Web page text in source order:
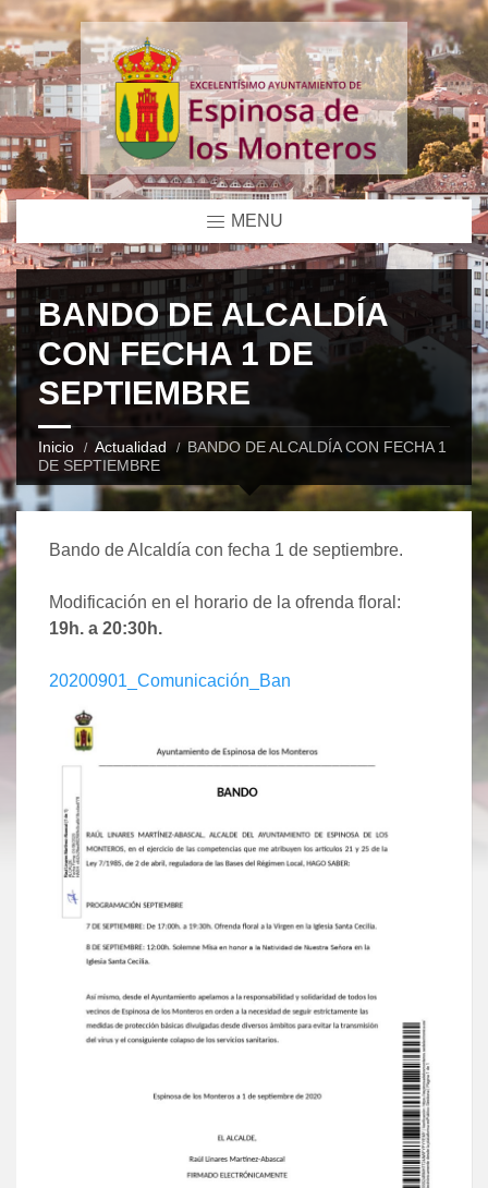
MENU
BANDO DE ALCALDÍA
CON FECHA 1 DE
SEPTIEMBRE
Inicio Actualidad
BANDO DE ALCALDÍA CON FECHA 1
DE SEPTIEMBRE
Bando de Alcaldía con fecha 1 de septiembre.
Modificación en el horario de la ofrenda floral:
19h. a 20:30h.
20200901_Comunicación_Ban